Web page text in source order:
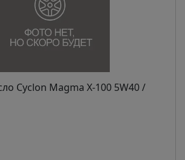
Cyclon Magma Х-100 5W40 /